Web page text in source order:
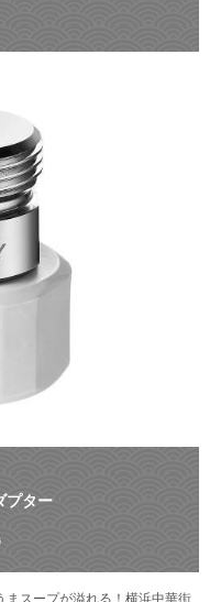
プター
まスープが溢れる！横浜中華街